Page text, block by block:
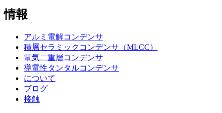
情報
アルミ電解コンデンサ
積層セラミックコンデンサ（MLCC）
電気二重層コンデンサ
導電性タンタルコンデンサ
について
ブログ
接触